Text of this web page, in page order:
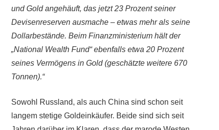
und Gold angehäuft, das jetzt 23 Prozent seiner
Devisenreserven ausmache – etwas mehr als seine
Dollarbestände. Beim Finanzministerium hält der
„National Wealth Fund“ ebenfalls etwa 20 Prozent
seines Vermögens in Gold (geschätzte weitere 670
Tonnen).“
Sowohl Russland, als auch China sind schon seit
langem stetige Goldeinkäufer. Beide sind sich seit